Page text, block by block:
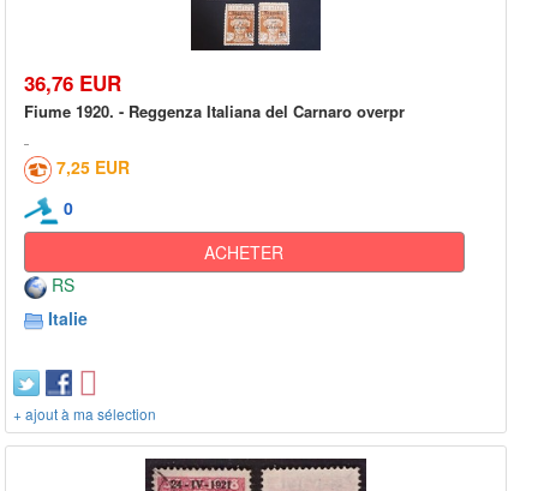
36,76 EUR
Fiume 1920. - Reggenza Italiana del Carnaro overpr
7,25 EUR
0
ACHETER
RS
Italie
+ ajout à ma sélection